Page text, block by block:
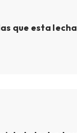
que esta